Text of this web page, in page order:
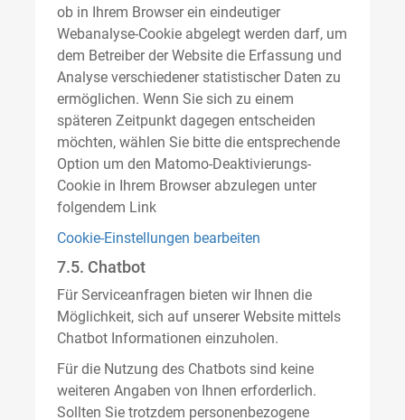
ob in Ihrem Browser ein eindeutiger
Webanalyse-Cookie abgelegt werden darf, um
dem Betreiber der Website die Erfassung und
Analyse verschiedener statistischer Daten zu
ermöglichen. Wenn Sie sich zu einem
späteren Zeitpunkt dagegen entscheiden
möchten, wählen Sie bitte die entsprechende
Option um den Matomo-Deaktivierungs-
Cookie in Ihrem Browser abzulegen unter
folgendem Link
Cookie-Einstellungen bearbeiten
7.5. Chatbot
Für Serviceanfragen bieten wir Ihnen die
Möglichkeit, sich auf unserer Website mittels
Chatbot Informationen einzuholen.
Für die Nutzung des Chatbots sind keine
weiteren Angaben von Ihnen erforderlich.
Sollten Sie trotzdem personenbezogene